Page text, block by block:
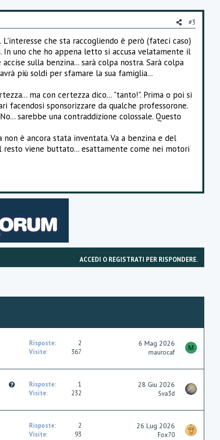
#3
che sta raccogliendo è però (fateci caso)
uno che ho appena letto si accusa velatamente il
sulla benzina... sarà colpa nostra. Sarà colpa
più soldi per sfamare la sua famiglia...
ma con certezza dico... "tanto!". Prima o poi si
facendosi sponsorizzare da qualche professorone.
sarebbe una contraddizione colossale. Questo
è ancora stata inventata. Va a benzina e del
viene buttato... esattamente come nei motori
ACCEDI O REGISTRATI PER RISPONDERE.
Risposte
2
Visite
367
6 Mag 2026
maurocaf
M
s
Risposte
1
Visite
232
28 Giu 2026
Sva3d
Risposte
2
Visite
93
26 Lug 2026
Fox70